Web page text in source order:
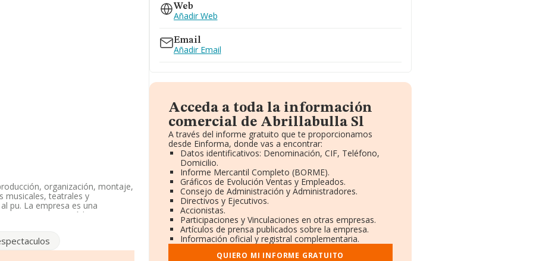
organización, montaje,
musicales, teatrales y
pu. La empresa es una
cuyo Código es 9020.
con un número de
Ver teléfono 617...
Web
Añadir Web
Email
Añadir Email
Acceda a toda la información
comercial de Abrillabulla Sl
A través del informe gratuito que te proporcionamos
desde Einforma, donde vas a encontrar:
Datos identificativos: Denominación, CIF, Teléfono,
Domicilio.
Informe Mercantil Completo (BORME).
Gráficos de Evolución Ventas y Empleados.
Consejo de Administración y Administradores.
Directivos y Ejecutivos.
Accionistas.
Participaciones y Vinculaciones en otras empresas.
Artículos de prensa publicados sobre la empresa.
Información oficial y registral complementaria.
QUIERO MI INFORME GRATUITO